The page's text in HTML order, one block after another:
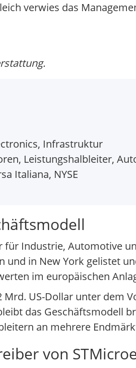
verwies das
Infrastruktur
Leistungshalbleiter,
Italiana, NYSE
Industrie, Automotive
und in New York gelistet
im europäischen
US-Dollar unter dem
das Geschäftsmodell
an mehrere
von